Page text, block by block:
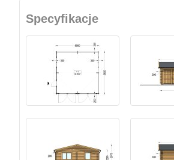
Specyfikacje